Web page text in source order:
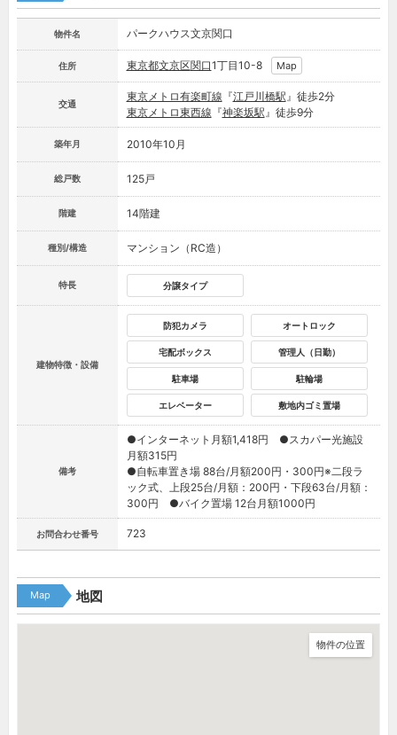
物件名 パークハウス文京関口
住所 東京都文京区関口1丁目10-8 Map
交通
東京メトロ有楽町線 『江戸川橋駅』徒歩2分
東京メトロ東西線 『神楽坂駅』徒歩9分
築年月 2010年10月
総戸数 125戸
階建 14階建
種別/構造 マンション（RC造）
特長 分譲タイプ
建物特徴・設備
防犯カメラ オートロック
宅配ボックス 管理人（日勤）
駐車場 駐輪場
エレベーター 敷地内ゴミ置場
備考
●インターネット月額1,418円 ●スカパー光施設
月額315円
●自転車置き場 88台/月額200円・300円※二段ラ
ック式、上段25台/月額：200円・下段63台/月額：
300円 ●バイク置場 12台月額1000円
お問合わせ番号 723
Map 地図
物件の位置